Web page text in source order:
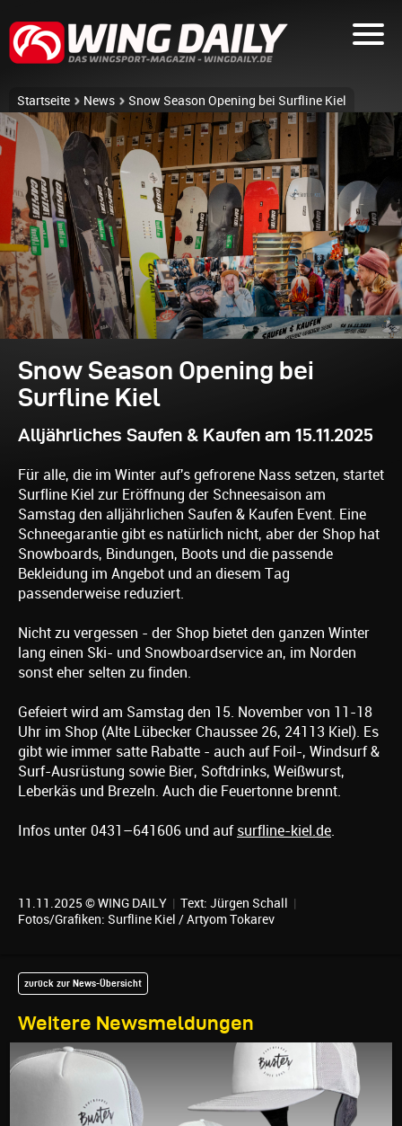
Startseite News Snow Season Opening bei Surfline Kiel
Snow Season Opening bei
Surfline Kiel
Alljährliches Saufen & Kaufen am 15.11.2025
Für alle, die im Winter auf's gefrorene Nass setzen, startet
Surfline Kiel zur Eröffnung der Schneesaison am
Samstag den alljährlichen Saufen & Kaufen Event. Eine
Schneegarantie gibt es natürlich nicht, aber der Shop hat
Snowboards, Bindungen, Boots und die passende
Bekleidung im Angebot und an diesem Tag
passenderweise reduziert.
Nicht zu vergessen - der Shop bietet den ganzen Winter
lang einen Ski- und Snowboardservice an, im Norden
sonst eher selten zu finden.
Gefeiert wird am Samstag den 15. November von 11-18
Uhr im Shop (Alte Lübecker Chaussee 26, 24113 Kiel). Es
gibt wie immer satte Rabatte - auch auf Foil-, Windsurf &
Surf-Ausrüstung sowie Bier, Softdrinks, Weißwurst,
Leberkäs und Brezeln. Auch die Feuertonne brennt.
Infos unter 0431–641606 und auf surfline-kiel.de.
11.11.2025 © WING DAILY | Text: Jürgen Schall |
Fotos/Grafiken: Surfline Kiel / Artyom Tokarev
Weitere Newsmeldungen
zurück zur News-Übersicht